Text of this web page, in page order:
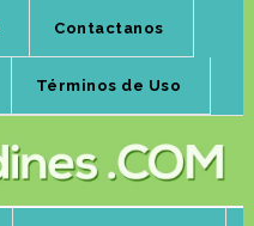
Contactanos
Términos de Uso